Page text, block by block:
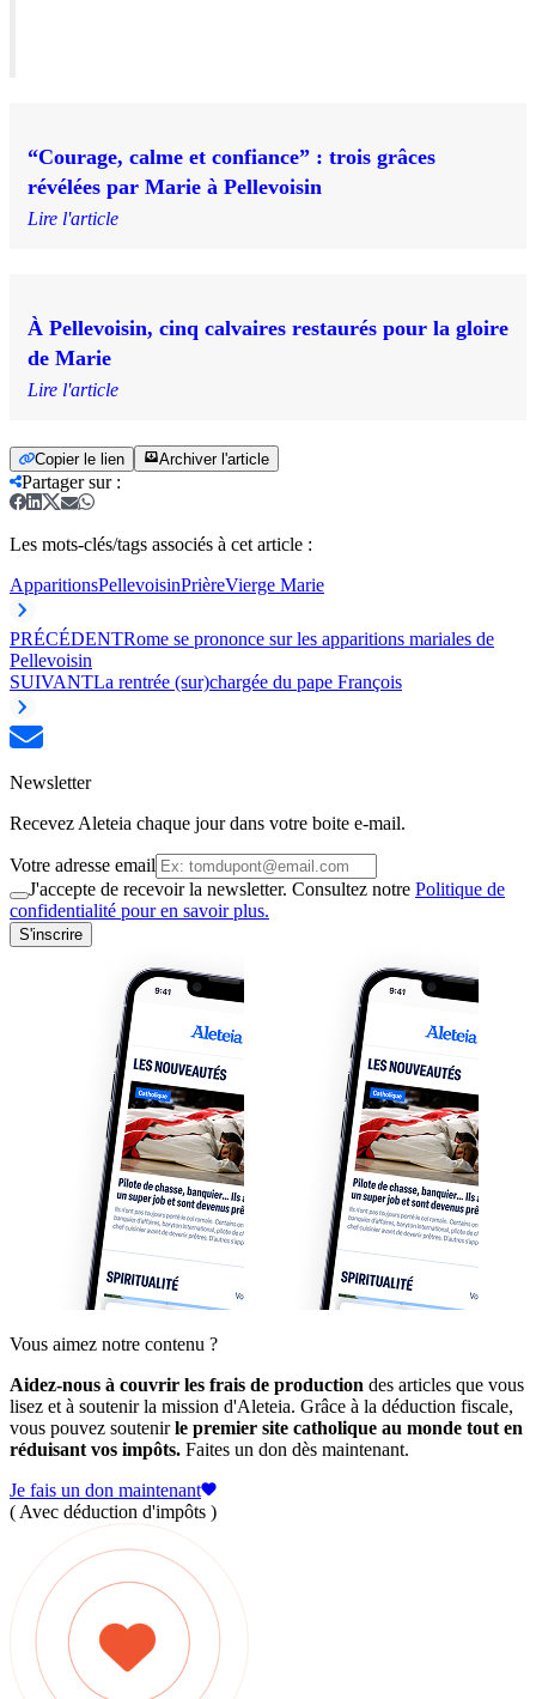
“Courage, calme et confiance” : trois grâces
révélées par Marie à Pellevoisin
Lire l'article
À Pellevoisin, cinq calvaires restaurés pour la gloire
de Marie
Lire l'article
Copier le lien Archiver l'article
Partager sur:
Les mots-clés/tags associés à cet article :
ApparitionsPellevoisinPrièreVierge Marie
PRÉCÉDENTRome se prononce sur les apparitions mariales de
Pellevoisin
SUIVANTLa rentrée (sur)chargée du pape François
Newsletter
Recevez Aleteia chaque jour dans votre boite e-mail.
Votre adresse email
J'accepte de recevoir la newsletter. Consultez notre Politique de
confidentialité pour en savoir plus.
S'inscrire
Vous aimez notre contenu ?
Aidez-nous à couvrir les frais de production des articles que vous
lisez et à soutenir la mission d'Aleteia. Grâce à la déduction fiscale,
vous pouvez soutenirle premier site catholique au monde tout en
réduisant vos impôts. Faites un don dès maintenant.
Je fais un don maintenant
( Avec déduction d'impôts )